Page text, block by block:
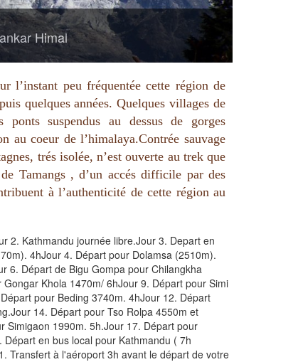
Himal
l’instant peu fréquentée cette région de
quelques années. Quelques villages de
suspendus au dessus de gorges
au coeur de l’himalaya.Contrée sauvage
trés isolée, n’est ouverte au trek que
Tamangs , d’un accés difficile par des
à l’authenticité de cette région au
2. Kathmandu journée libre.Jour 3. Depart en
4hJour 4. Départ pour Dolamsa (2510m).
6. Départ de Bigu Gompa pour Chilangkha
Khola 1470m/ 6hJour 9. Départ pour Simi
pour Beding 3740m. 4hJour 12. Départ
14. Départ pour Tso Rolpa 4550m et
Simigaon 1990m. 5h.Jour 17. Départ pour
en bus local pour Kathmandu ( 7h
Transfert à l'aéroport 3h avant le départ de votre